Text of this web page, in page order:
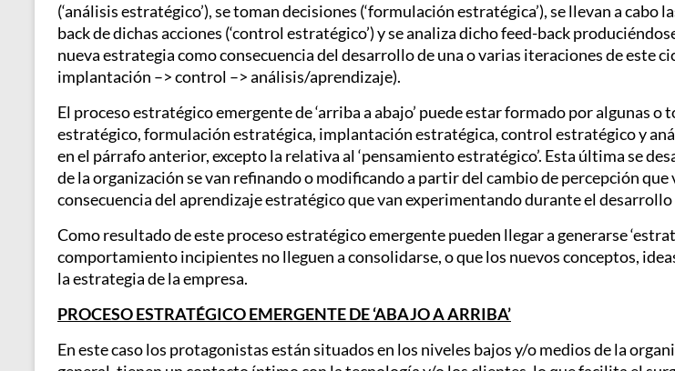
(‘análisis estratégico’), se toman decisiones (‘formulación estratégica’), se llevan a
back de dichas acciones (‘control estratégico’) y se analiza dicho feed-back
nueva estrategia como consecuencia del desarrollo de una o varias iteraciones de este
implantación –> control –> análisis/aprendizaje).
El proceso estratégico emergente de ‘arriba a abajo’ puede estar formado por algunas
estratégico, formulación estratégica, implantación estratégica, control estratégico y
en el párrafo anterior, excepto la relativa al ‘pensamiento estratégico’. Esta última se
de la organización se van refinando o modificando a partir del cambio de percepción
consecuencia del aprendizaje estratégico que van experimentando durante el
Como resultado de este proceso estratégico emergente pueden llegar a generarse
comportamiento incipientes no lleguen a consolidarse, o que los nuevos conceptos,
la estrategia de la empresa.
PROCESO ESTRATÉGICO EMERGENTE DE ‘ABAJO A ARRIBA’
En este caso los protagonistas están situados en los niveles bajos y/o medios de la